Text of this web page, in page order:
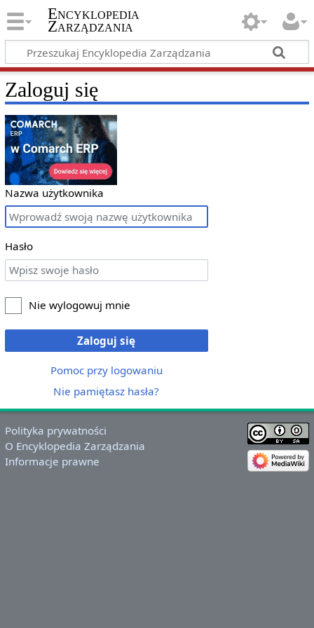
Encyklopedia
Zarządzania
Zaloguj się
Nazwa użytkownika
Hasło
Nie wylogowuj mnie
Zaloguj się
Pomoc przy logowaniu
Nie pamiętasz hasła?
Polityka prywatności
O Encyklopedia Zarządzania
Informacje prawne